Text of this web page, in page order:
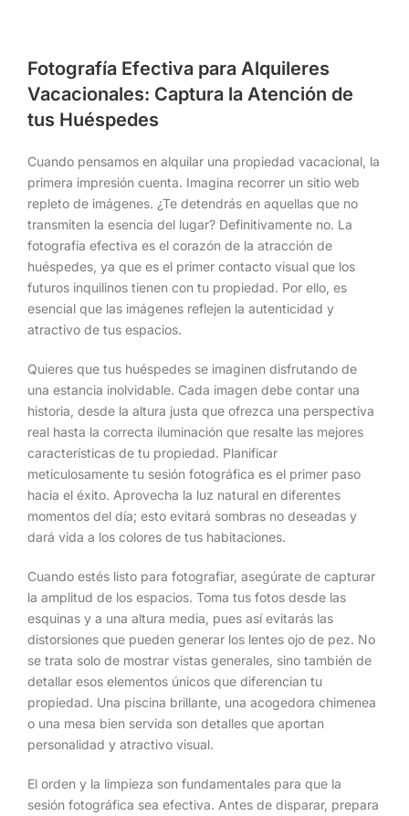
Fotografía Efectiva para Alquileres
Vacacionales: Captura la Atención de
tus Huéspedes
Cuando pensamos en alquilar una propiedad vacacional, la
primera impresión cuenta. Imagina recorrer un sitio web
repleto de imágenes. ¿Te detendrás en aquellas que no
transmiten la esencia del lugar? Definitivamente no. La
fotografía efectiva es el corazón de la atracción de
huéspedes, ya que es el primer contacto visual que los
futuros inquilinos tienen con tu propiedad. Por ello, es
esencial que las imágenes reflejen la autenticidad y
atractivo de tus espacios.
Quieres que tus huéspedes se imaginen disfrutando de
una estancia inolvidable. Cada imagen debe contar una
historia, desde la altura justa que ofrezca una perspectiva
real hasta la correcta iluminación que resalte las mejores
características de tu propiedad. Planificar
meticulosamente tu sesión fotográfica es el primer paso
hacia el éxito. Aprovecha la luz natural en diferentes
momentos del día; esto evitará sombras no deseadas y
dará vida a los colores de tus habitaciones.
Cuando estés listo para fotografiar, asegúrate de capturar
la amplitud de los espacios. Toma tus fotos desde las
esquinas y a una altura media, pues así evitarás las
distorsiones que pueden generar los lentes ojo de pez. No
se trata solo de mostrar vistas generales, sino también de
detallar esos elementos únicos que diferencian tu
propiedad. Una piscina brillante, una acogedora chimenea
o una mesa bien servida son detalles que aportan
personalidad y atractivo visual.
El orden y la limpieza son fundamentales para que la
sesión fotográfica sea efectiva. Antes de disparar, prepara